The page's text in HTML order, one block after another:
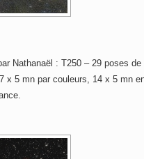
Nathanaël : T250 – 29 poses
x 5 mn par couleurs, 14 x 5 mn